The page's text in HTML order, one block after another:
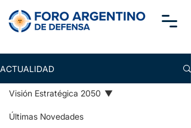
ACTUALIDAD
Últimas Novedades
Visión Estratégica 2050